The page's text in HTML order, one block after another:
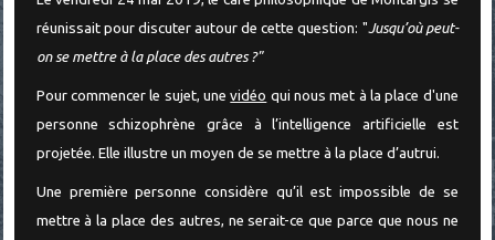
réunissait pour discuter autour de cette question: "Jusqu’où peut-
on se mettre à la place des autres ?"
Pour commencer le sujet, unevidéo qui nous met à la place d'une
personne schizophrène grâce à l’intelligence artificielle est
projetée. Elle illustre un moyen de se mettre à la place d’autrui.
Une première personne considère qu’il est impossible de se
mettre à la place des autres, ne serait-ce que parce que nous ne